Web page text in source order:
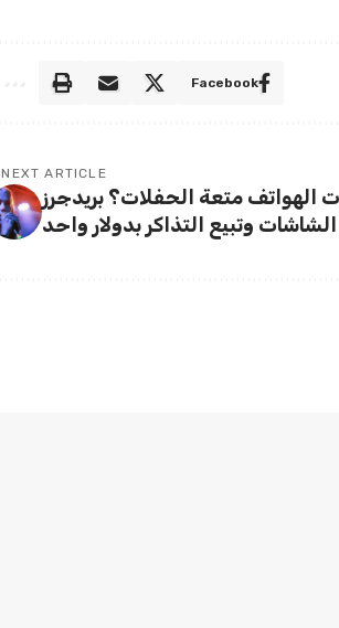
Facebook
NEXT ARTICLE
متعة الحفلات؟ بريدجرز
وتبيع التذاكر بدولار واحد